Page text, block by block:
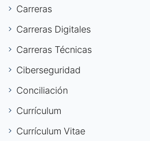
Carreras
Carreras Digitales
Carreras Técnicas
Ciberseguridad
Conciliación
Currículum
Currículum Vitae